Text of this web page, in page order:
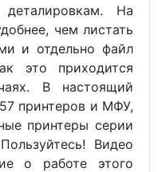
На
чем листать
и отдельно файл
это приходится
В настоящий
принтеров и МФУ,
принтеры серии
Видео
о работе этого